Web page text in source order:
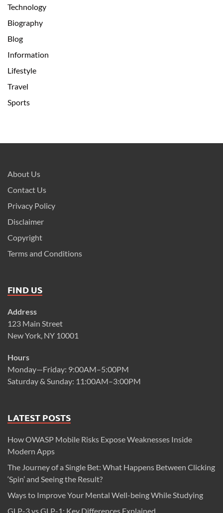
Technology
Biography
Blog
Information
Lifestyle
Travel
Sports
About Us
Contact Us
Privacy Policy
Disclaimer
Copyright
Terms and Conditions
FIND US
Address
123 Main Street
New York, NY 10001
Hours
Monday—Friday: 9:00AM–5:00PM
Saturday & Sunday: 11:00AM–3:00PM
LATEST POSTS
How OWASP Mobile Risks Expose Weaknesses Inside
Modern Apps
The Journey of a Single Bet: What Happens Between Clicking
‘Spin’ and Seeing the Result?
Ways to Improve Your Mental Well-being While Studying
GLP-3 vs GLP-1: Key Differences Explained